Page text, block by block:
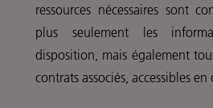
ressources nécessaires sont
plus seulement les
disposition, mais également
contrats associés, accessibles